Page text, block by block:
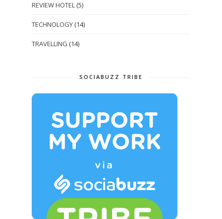
REVIEW HOTEL (5)
TECHNOLOGY (14)
TRAVELLING (14)
SOCIABUZZ TRIBE